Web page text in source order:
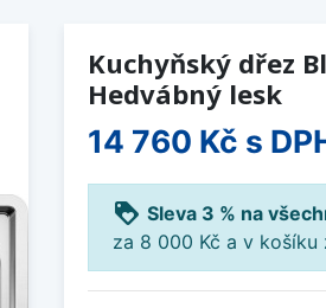
Kuchyňský dřez
Hedvábný lesk
14 760 Kč s
loyalty Sleva 3 % na
za 8 000 Kč a v košíku